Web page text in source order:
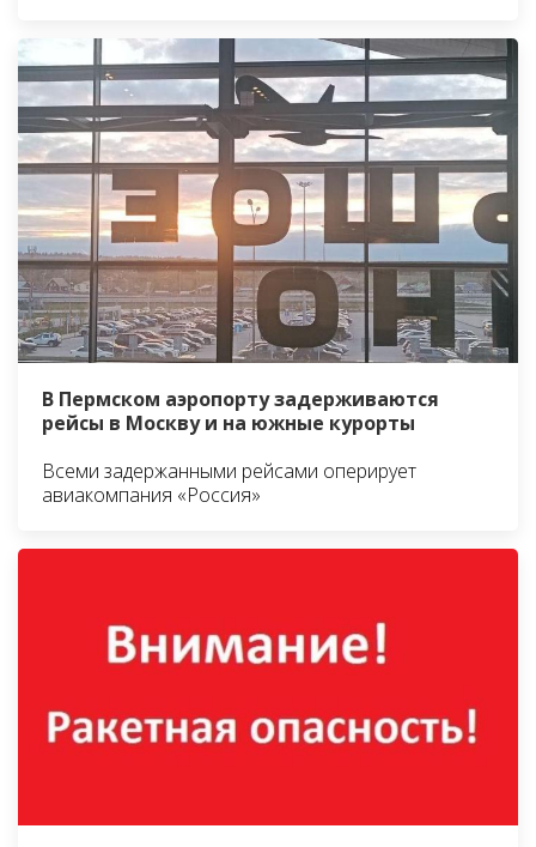
В Пермском аэропорту задерживаются
рейсы в Москву и на южные курорты
Всеми задержанными рейсами оперирует
авиакомпания «Россия»